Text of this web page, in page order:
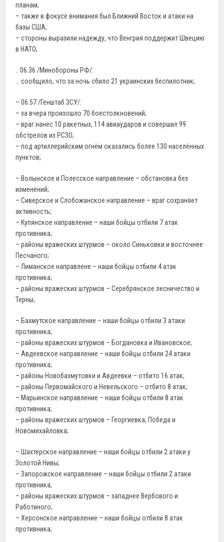
планам;
– также в фокусе внимания был Ближний Восток и атаки на
базы США;
– стороны выразили надежду, что Венгрия поддержит Швецию
в НАТО;
.. 06.36 /Минобороны РФ/:
… сообщило, что за ночь сбило 21 украинских беспилотник;
– 06.57 /Генштаб ЗСУ/:
– за вчера произошло 70 боестолкновений;
– враг нанёс 10 ракетных, 114 авиаударов и совершил 99
обстрелов из РСЗО;
– под артиллерийским огнём оказались более 130 населённых
пунктов;
– Волынское и Полесское направление – обстановка без
изменений;
– Сиверское и Слобожанское направление – враг сохраняет
активность;
– Купянское направление – наши бойцы отбили 7 атак
противника;
– районы вражеских штурмов – около Синьковки и восточнее
Песчаного;
– Лиманское направлене – наши бойцы отбили 4 атак
противника;
– районы вражеских штурмов – Серебрянское лесничество и
Терны;
– Бахмутское направление – наши бойцы отбили 3 атаки
противника;
– районы вражеских штурмов – Богдановка и Ивановское;
– Авдеевское направление – наши бойцы отбили 24 атаки
противника;
– районы Новобахмутовки и Авдеевки – отбито 16 атак;
– районы Первомайского и Невельского – отбито 8 атак;
– Марьинское направление – наши бойцы отбили 8 атак
противника;
– районы вражеских штурмов – Георгиевка, Победа и
Новомихайловка;
– Шахтёрское направление – наши бойцы отбили 2 атаки у
Золотой Нивы;
– Запорожское направление – наши бойцы отбили 2 атаки
противника;
– районы вражеских штурмов – западнее Вербового и
Работиного;
– Херсонское направление – наши бойцы отбили 8 атак
противника;